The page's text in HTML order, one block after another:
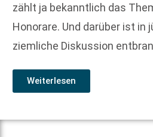
zählt ja bekanntlich das
Honorare. Und darüber ist in
ziemliche Diskussion
Weiterlesen